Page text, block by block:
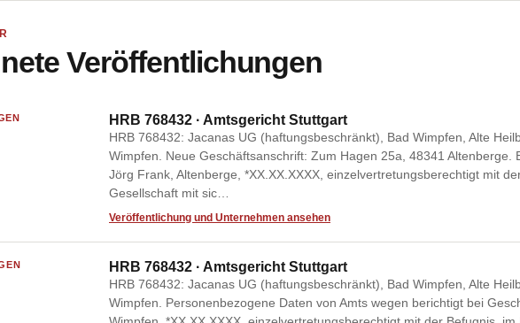
Veröffentlichungen
HRB 768432 · Amtsgericht Stuttgart
HRB 768432: Jacanas UG (haftungsbeschränkt), Bad Wimpfen, Alte
Wimpfen. Neue Geschäftsanschrift: Zum Hagen 25a, 48341 Altenberge.
Jörg Frank, Altenberge, *XX.XX.XXXX, einzelvertretungsberechtigt mit
Gesellschaft mit sic…
Veröffentlichung und Unternehmen ansehen
HRB 768432 · Amtsgericht Stuttgart
HRB 768432: Jacanas UG (haftungsbeschränkt), Bad Wimpfen, Alte
Wimpfen. Personenbezogene Daten von Amts wegen berichtigt bei